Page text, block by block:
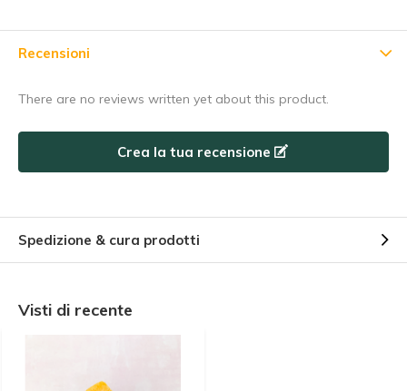
Recensioni
There are no reviews written yet about this product.
Crea la tua recensione
Spedizione & cura prodotti
Visti di recente
Utilizzate subito il codice sconto, prima che scada!